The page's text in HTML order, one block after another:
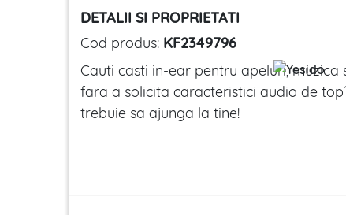
DETALII SI PROPRIETATI
Cod produs: KF2349796
Cauti casti in-ear pentru apeluri, muzica
fara a solicita caracteristici audio de
trebuie sa ajunga la tine!